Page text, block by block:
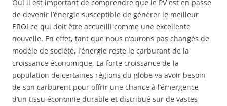
Oui il est important de comprendre que le PV est en passe
de devenir l’énergie susceptible de générer le meilleur
EROI ce qui doit être accueilli comme une excellente
nouvelle. En effet, tant que nous n’aurons pas changés de
modèle de société, l’énergie reste le carburant de la
croissance économique. La forte croissance de la
population de certaines régions du globe va avoir besoin
de son carburent pour offrir une chance à l’émergence
d’un tissu économie durable et distribué sur de vastes